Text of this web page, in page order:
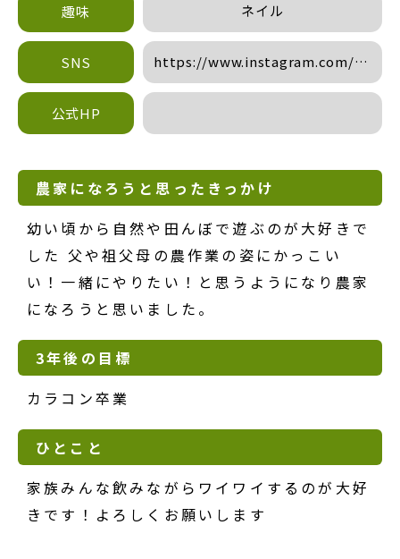
趣味 ネイル
SNS
https://www.instagram.com/
hl=ja
公式HP
農家になろうと思ったきっかけ
幼い頃から自然や田んぼで遊ぶのが大好きで
した 父や祖父母の農作業の姿にかっこい
い！一緒にやりたい！と思うようになり農家
になろうと思いました。
3年後の目標
カラコン卒業
ひとこと
家族みんな飲みながらワイワイするのが大好
きです！よろしくお願いします